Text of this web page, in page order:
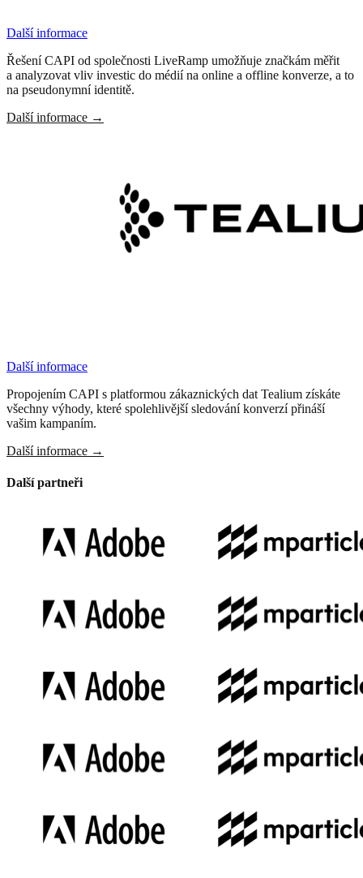
Další informace
Řešení CAPI od společnosti LiveRamp umožňuje značkám měřit
a analyzovat vliv investic do médií na online a offline konverze, a to
na pseudonymní identitě.
Další informace →
Další informace
Propojením CAPI s platformou zákaznických dat Tealium získáte
všechny výhody, které spolehlivější sledování konverzí přináší
vašim kampaním.
Další informace →
Další partneři